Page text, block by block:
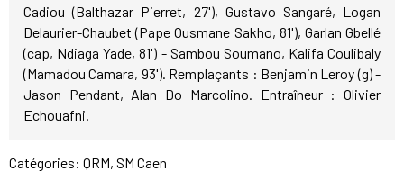
Cadiou (Balthazar Pierret, 27'), Gustavo Sangaré, Logan
Delaurier-Chaubet (Pape Ousmane Sakho, 81'), Garlan Gbellé
(cap, Ndiaga Yade, 81') - Sambou Soumano, Kalifa Coulibaly
(Mamadou Camara, 93'). Remplaçants : Benjamin Leroy (g) -
Jason Pendant, Alan Do Marcolino. Entraîneur : Olivier
Echouafni.
Catégories: QRM, SM Caen